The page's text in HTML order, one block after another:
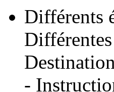
Différents
-